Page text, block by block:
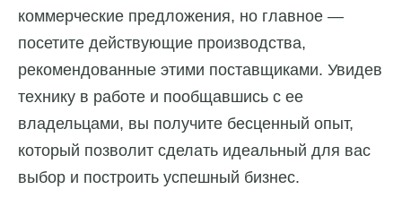
коммерческие предложения, но главное —
посетите действующие производства,
рекомендованные этими поставщиками. Увидев
технику в работе и пообщавшись с ее
владельцами, вы получите бесценный опыт,
который позволит сделать идеальный для вас
выбор и построить успешный бизнес.